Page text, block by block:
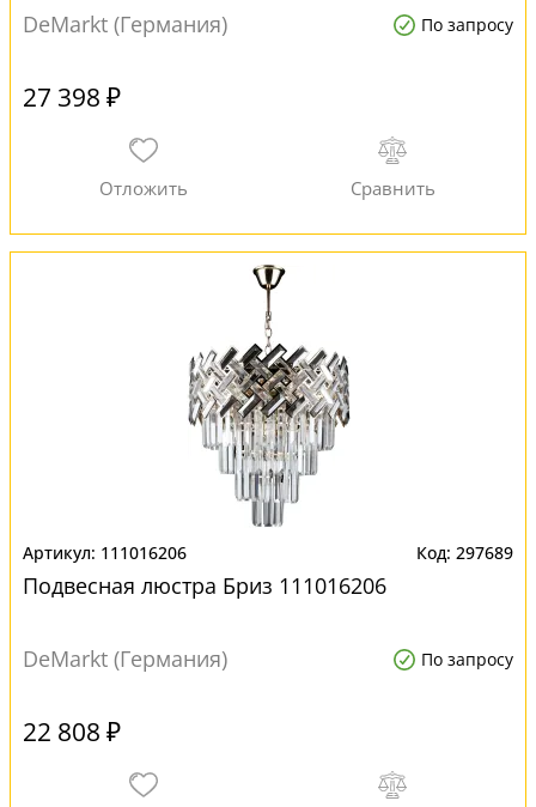
DeMarkt (Германия) По запросу
27 398 ₽
111016206 297689
Подвесная люстра Бриз 111016206
DeMarkt (Германия) По запросу
22 808 ₽